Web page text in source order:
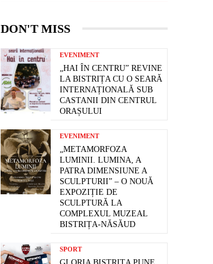
DON'T MISS
EVENIMENT
„HAI ÎN CENTRU” REVINE
LA BISTRIȚA CU O SEARĂ
INTERNAȚIONALĂ SUB
CASTANII DIN CENTRUL
ORAȘULUI
EVENIMENT
„METAMORFOZA
LUMINII. LUMINA, A
PATRA DIMENSIUNE A
SCULPTURII” – O NOUĂ
EXPOZIȚIE DE
SCULPTURĂ LA
COMPLEXUL MUZEAL
BISTRIȚA-NĂSĂUD
SPORT